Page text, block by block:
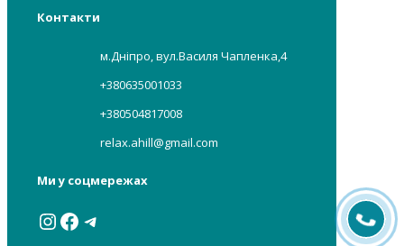
Контакти
м.Дніпро, вул.Василя Чапленка,4
+380635001033
+380504817008
relax.ahill@gmail.com
Ми у соцмережах
Instagram
Facebook
Telegram